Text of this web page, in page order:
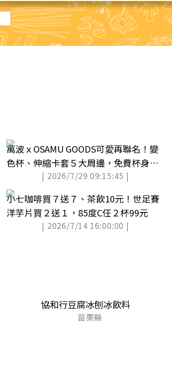
萬波ｘOSAMU GOODS可愛再聯名！變
色杯、伸縮卡套５大周邊，免費杯身快
| 2026/7/29 09:15:45 |
小七咖啡買７送７、茶飲10元！世足賽
洋芋片買２送１，85度C任２杯99元
| 2026/7/14 16:00:00 |
協和行豆腐冰刨冰飲料
苗栗縣